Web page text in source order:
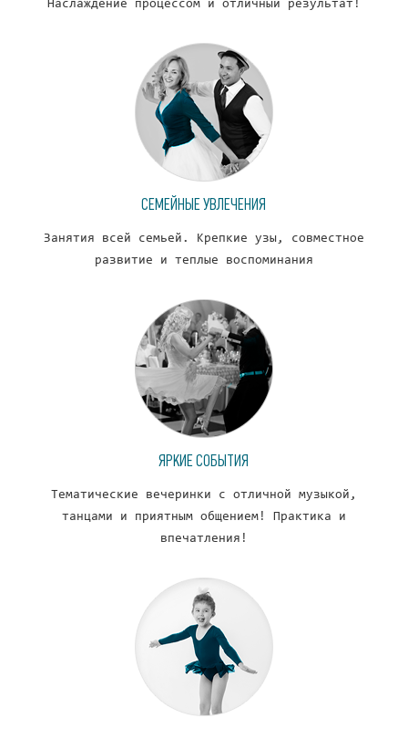
Наслаждение процессом и отличный результат!
СЕМЕЙНЫЕ УВЛЕЧЕНИЯ
Занятия всей семьей. Крепкие узы, совместное
развитие и теплые воспоминания
ЯРКИЕ СОБЫТИЯ
Тематические вечеринки с отличной музыкой,
танцами и приятным общением! Практика и
впечатления!